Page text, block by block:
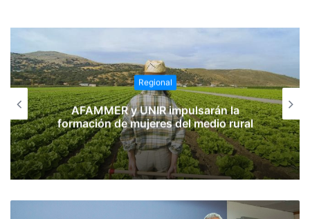
Regional
AFAMMER y UNIR impulsarán la
formación de mujeres del medio rural